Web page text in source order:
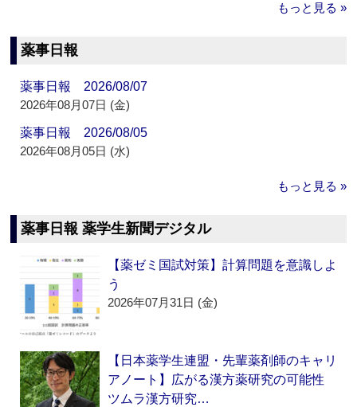
もっと見る »
薬事日報
薬事日報 2026/08/07
2026年08月07日 (金)
薬事日報 2026/08/05
2026年08月05日 (水)
もっと見る »
薬事日報 薬学生新聞デジタル
【薬ゼミ国試対策】計算問題を意識しよ
う
2026年07月31日 (金)
【日本薬学生連盟・先輩薬剤師のキャリ
アノート】広がる漢方薬研究の可能性
ツムラ漢方研究…